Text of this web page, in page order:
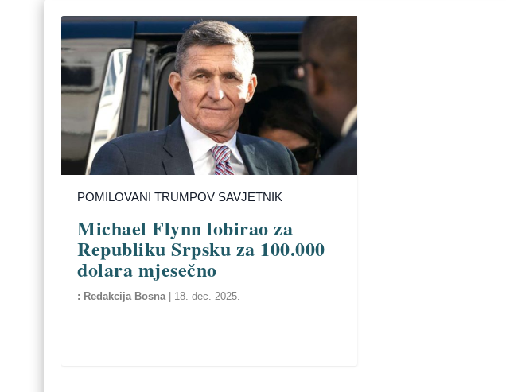
POMILOVANI TRUMPOV SAVJETNIK
Michael Flynn lobirao za
Republiku Srpsku za 100.000
dolara mjesečno
Redakcija Bosna | 18. dec. 2025.